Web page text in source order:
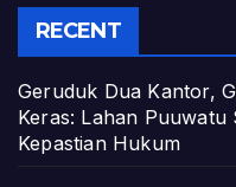
RECENT
Geruduk Dua Kantor,
Keras: Lahan Puuwatu
Kepastian Hukum